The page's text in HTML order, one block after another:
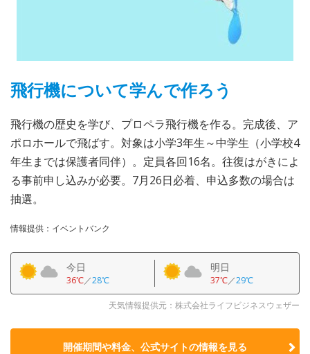
飛行機について学んで作ろう
飛行機の歴史を学び、プロペラ飛行機を作る。完成後、ア
ポロホールで飛ばす。対象は小学3年生～中学生（小学校4
年生までは保護者同伴）。定員各回16名。往復はがきによ
る事前申し込みが必要。7月26日必着、申込多数の場合は
抽選。
情報提供：イベントバンク
今日
36℃／28℃
明日
37℃／29℃
天気情報提供元：株式会社ライフビジネスウェザー
開催期間や料金、公式サイトの情報を見る